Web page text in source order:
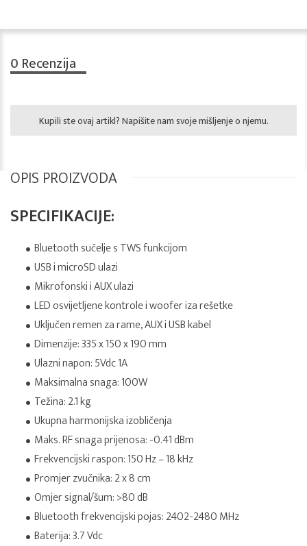
0 Recenzija
Kupili ste ovaj artikl? Napišite nam svoje mišljenje o njemu.
OPIS PROIZVODA
SPECIFIKACIJE:
Bluetooth sučelje s TWS funkcijom
USB i microSD ulazi
Mikrofonski i AUX ulazi
LED osvijetljene kontrole i woofer iza rešetke
Uključen remen za rame, AUX i USB kabel
Dimenzije: 335 x 150 x 190 mm
Ulazni napon: 5Vdc 1A
Maksimalna snaga: 100W
Težina: 2.1 kg
Ukupna harmonijska izobličenja
Maks. RF snaga prijenosa: -0.41 dBm
Frekvencijski raspon: 150 Hz – 18 kHz
Promjer zvučnika: 2 x 8 cm
Omjer signal/šum: >80 dB
Bluetooth frekvencijski pojas: 2402-2480 MHz
Baterija: 3.7 Vdc